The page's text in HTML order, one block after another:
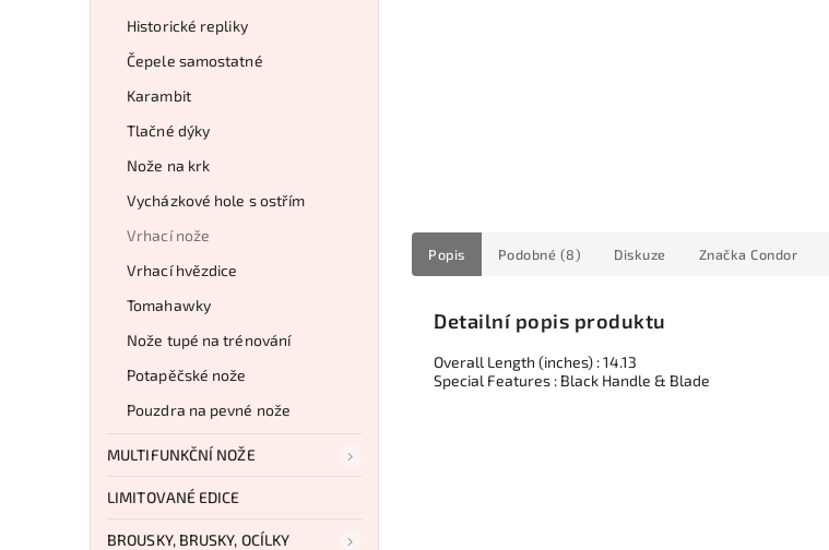
Historické repliky
Čepele samostatné
Karambit
Tlačné dýky
Nože na krk
Vycházkové hole s ostřím
Vrhací nože
Vrhací hvězdice
Tomahawky
Nože tupé na trénování
Potapěčské nože
Pouzdra na pevné nože
MULTIFUNKČNÍ NOŽE
LIMITOVANÉ EDICE
BROUSKY, BRUSKY, OCÍLKY
Popis Podobné (8) Diskuze Značka Condor
Detailní popis produktu
Overall Length (inches) : 14.13
Special Features : Black Handle & Blade